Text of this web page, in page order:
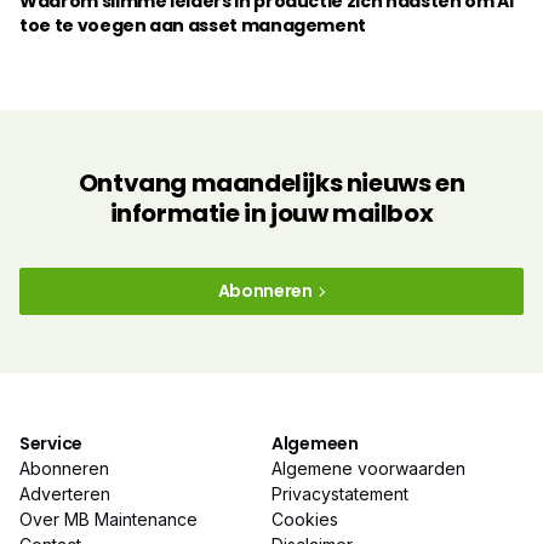
toe te voegen aan asset management
Ontvang maandelijks nieuws en
informatie in jouw mailbox
Abonneren
Service
Abonneren
Adverteren
Over MB Maintenance
Algemeen
Algemene voorwaarden
Privacystatement
Cookies